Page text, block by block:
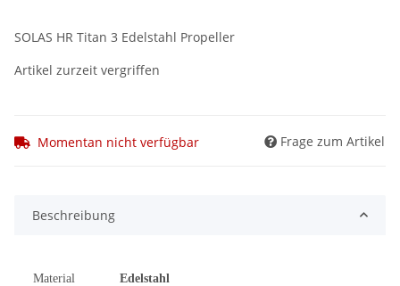
SOLAS HR Titan 3 Edelstahl Propeller
Artikel zurzeit vergriffen
Momentan nicht verfügbar Frage zum Artikel
Beschreibung
Material
Edelstahl